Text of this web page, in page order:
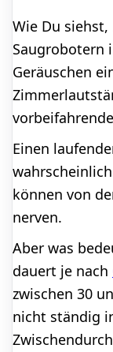
Wie Du
Saugrobotern
Geräuschen
Einen
können von
nerven.
Aber was
dauert je nach
zwischen 30
nicht ständig